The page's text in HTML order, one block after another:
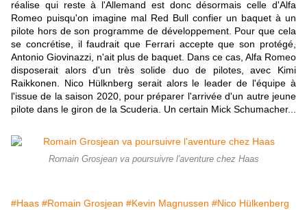
réalise qui reste à l'Allemand est donc désormais celle d'Alfa
Romeo puisqu'on imagine mal Red Bull confier un baquet à un
pilote hors de son programme de développement. Pour que cela
se concrétise, il faudrait que Ferrari accepte que son protégé,
Antonio Giovinazzi, n'ait plus de baquet. Dans ce cas, Alfa Romeo
disposerait alors d'un très solide duo de pilotes, avec Kimi
Raikkonen. Nico Hülknberg serait alors le leader de l'équipe à
l'issue de la saison 2020, pour préparer l'arrivée d'un autre jeune
pilote dans le giron de la Scuderia. Un certain Mick Schumacher...
Romain Grosjean va poursuivre l'aventure chez Haas
#Haas #Romain Grosjean #Kevin Magnussen #Nico Hülkenberg